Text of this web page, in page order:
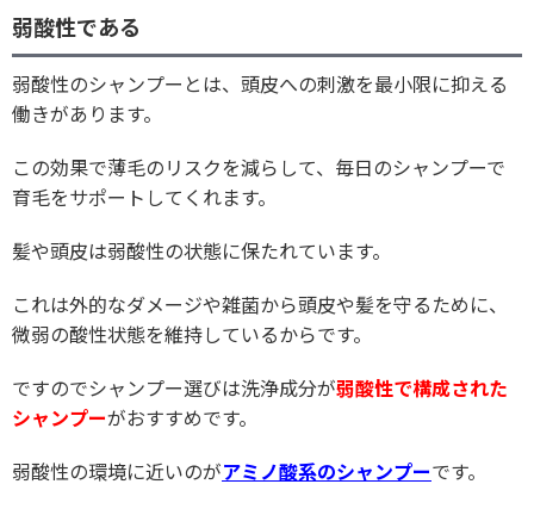
弱酸性である
弱酸性のシャンプーとは、頭皮への刺激を最小限に抑える
働きがあります。
この効果で薄毛のリスクを減らして、毎日のシャンプーで
育毛をサポートしてくれます。
髪や頭皮は弱酸性の状態に保たれています。
これは外的なダメージや雑菌から頭皮や髪を守るために、
微弱の酸性状態を維持しているからです。
ですのでシャンプー選びは洗浄成分が弱酸性で構成された
シャンプーがおすすめです。
弱酸性の環境に近いのがアミノ酸系のシャンプーです。